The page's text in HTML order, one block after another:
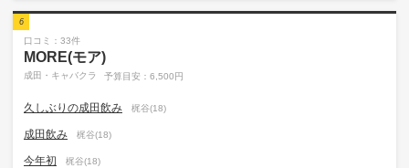
6
口コミ：33件
MORE(モア)
成田・キャバクラ 予算目安：6,500円
久しぶりの成田飲み 梶谷(18)
成田飲み 梶谷(18)
今年初 梶谷(18)